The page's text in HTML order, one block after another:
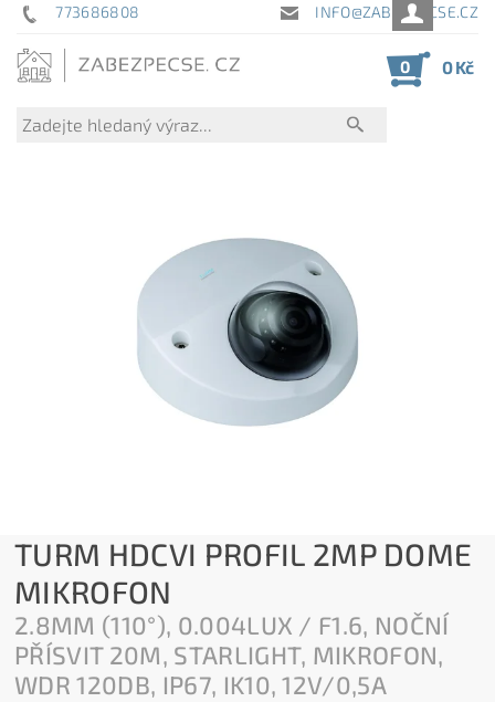
773686808 INFO@ZABEZPECSE.CZ
0 0 Kč
TURM HDCVI PROFIL 2MP DOME
MIKROFON
2.8MM (110°), 0.004LUX / F1.6, NOČNÍ
PŘÍSVIT 20M, STARLIGHT, MIKROFON,
WDR 120DB, IP67, IK10, 12V/0,5A